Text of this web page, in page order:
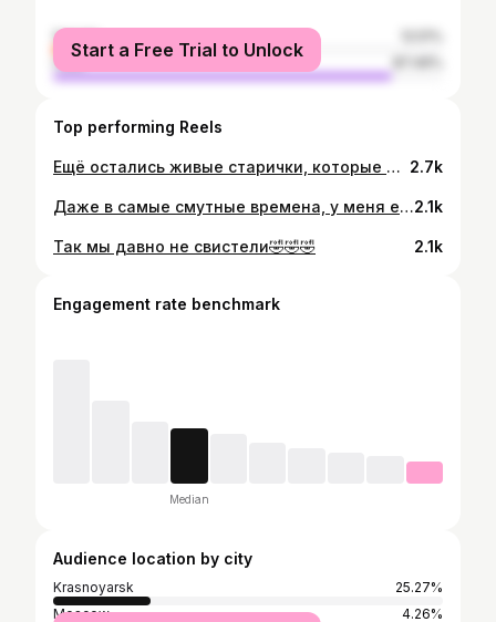
female
male
Start a Free Trial to Unlock
Top performing Reels
Ещё остались живые старички, которые могут дать фору новым балалайкам🤣🤣👌👌👌 2.7k
Даже в самые смутные времена, у меня есть верный друг💪💪💪💪2.1k
Так мы давно не свистели🤣🤣🤣 2.1k
Engagement rate benchmark
Median
Audience location by city
Krasnoyarsk
25.27%
Moscow
4.26%